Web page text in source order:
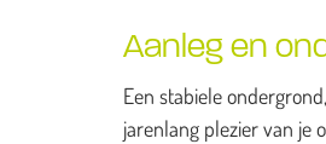
Aanleg en
Een stabiele ondergrond,
jarenlang plezier van je